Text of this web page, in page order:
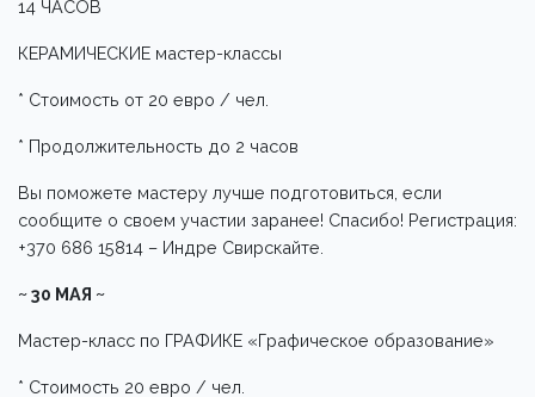
14 ЧАСОВ
КЕРАМИЧЕСКИЕ мастер-классы
* Стоимость от 20 евро / чел.
* Продолжительность до 2 часов
Вы поможете мастеру лучше подготовиться, если
сообщите о своем участии заранее! Спасибо! Регистрация:
+370 686 15814 – Индре Свирскайте.
~ 30 МАЯ ~
Мастер-класс по ГРАФИКЕ «Графическое образование»
* Стоимость 20 евро / чел.